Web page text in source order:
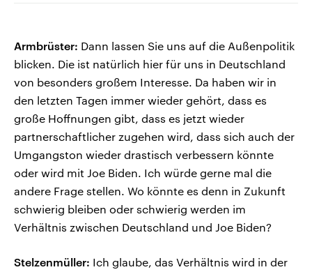
Armbrüster: Dann lassen Sie uns auf die Außenpolitik
blicken. Die ist natürlich hier für uns in Deutschland
von besonders großem Interesse. Da haben wir in
den letzten Tagen immer wieder gehört, dass es
große Hoffnungen gibt, dass es jetzt wieder
partnerschaftlicher zugehen wird, dass sich auch der
Umgangston wieder drastisch verbessern könnte
oder wird mit Joe Biden. Ich würde gerne mal die
andere Frage stellen. Wo könnte es denn in Zukunft
schwierig bleiben oder schwierig werden im
Verhältnis zwischen Deutschland und Joe Biden?
Stelzenmüller: Ich glaube, das Verhältnis wird in der